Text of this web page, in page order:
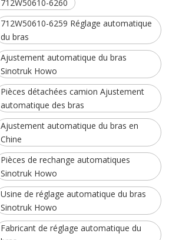
712W50610-6260
712W50610-6259 Réglage automatique
du bras
Ajustement automatique du bras
Sinotruk Howo
Pièces détachées camion Ajustement
automatique des bras
Ajustement automatique du bras en
Chine
Pièces de rechange automatiques
Sinotruk Howo
Usine de réglage automatique du bras
Sinotruk Howo
Fabricant de réglage automatique du